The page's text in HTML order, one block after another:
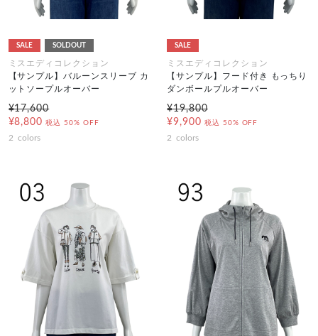
SALE SOLDOUT
ミスエディコレクション
【サンプル】バルーンスリーブ カ
ットソープルオーバー
¥17,600
¥8,800 税込 50% OFF
2 colors
SALE
ミスエディコレクション
【サンプル】フード付き もっちり
ダンボールプルオーバー
¥19,800
¥9,900 税込 50% OFF
2 colors